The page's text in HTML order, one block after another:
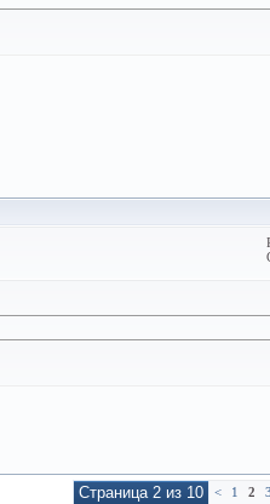
Страница 2 из 10 < 1 2 3